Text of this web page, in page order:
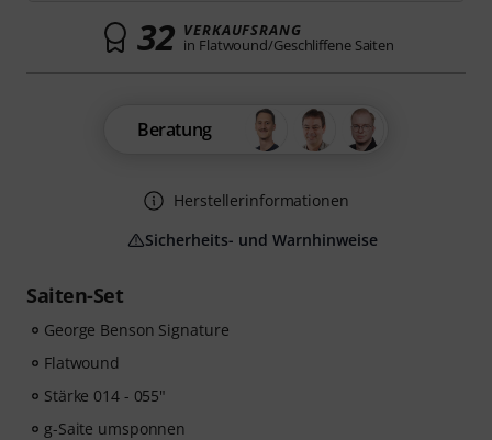
Saiten-Set
George Benson Signature
Flatwound
Stärke 014 - 055"
g-Saite umsponnen
32 VERKAUFSRANG
in Flatwound/Geschliffene Saiten
Beratung
Herstellerinformationen
Sicherheits- und Warnhinweise